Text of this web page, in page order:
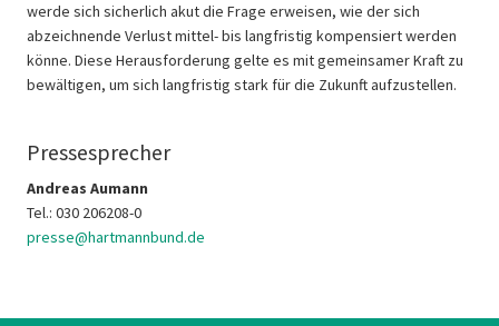
werde sich sicherlich akut die Frage erweisen, wie der sich
abzeichnende Verlust mittel- bis langfristig kompensiert werden
könne. Diese Herausforderung gelte es mit gemeinsamer Kraft zu
bewältigen, um sich langfristig stark für die Zukunft aufzustellen.
Pressesprecher
Andreas Aumann
Tel.: 030 206208-0
presse@hartmannbund.de